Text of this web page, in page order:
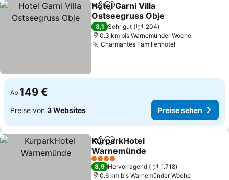
TeilenZu Favoriten hinzufügen
Hotel Garni Villa
Ostseegruss Obje
8,1 Sehr gut
204
0.3 km bis Warnemünder Woche
Charmantes Familienhotel
Ab 149 €
Preise von 3 Websites Preise sehen
TeilenZu Favoriten hinzufügen
KurparkHotel
Warnemünde
4 Sterne
8,9 Hervorragend
1.718
0.6 km bis Warnemünder Woche